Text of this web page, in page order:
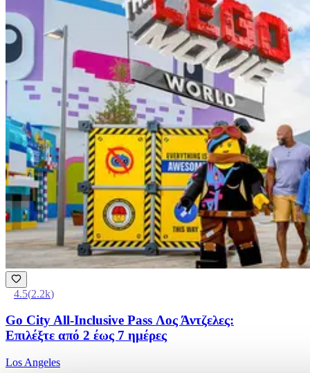
4.5(2.2k)
Go City All-Inclusive Pass Λος Άντζελες:
Επιλέξτε από 2 έως 7 ημέρες
Los Angeles